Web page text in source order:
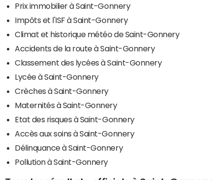
Prix immobilier à Saint-Gonnery
Impôts et l'ISF à Saint-Gonnery
Climat et historique météo de Saint-Gonnery
Accidents de la route à Saint-Gonnery
Classement des lycées à Saint-Gonnery
Lycée à Saint-Gonnery
Crèches à Saint-Gonnery
Maternités à Saint-Gonnery
Etat des risques à Saint-Gonnery
Accès aux soins à Saint-Gonnery
Délinquance à Saint-Gonnery
Pollution à Saint-Gonnery